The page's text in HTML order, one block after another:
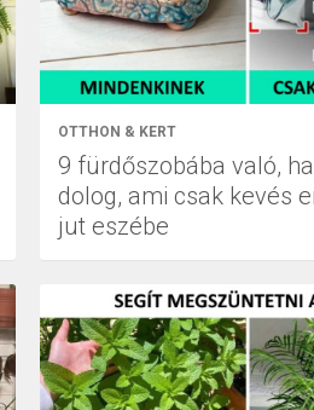
OTTHON & KERT
9 fürdőszobába való,
dolog, ami csak kevés
jut eszébe